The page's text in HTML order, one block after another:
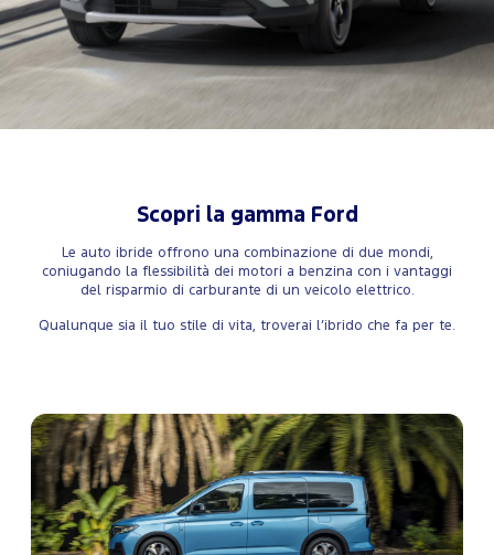
Scopri la gamma Ford
Le auto ibride offrono una combinazione di due mondi,
coniugando la flessibilità dei motori a benzina con i vantaggi
del risparmio di carburante di un veicolo elettrico.
Qualunque sia il tuo stile di vita, troverai l’ibrido che fa per te.